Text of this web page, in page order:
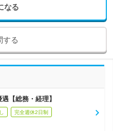
なる
する
【総務・経理】
完全週休2日制